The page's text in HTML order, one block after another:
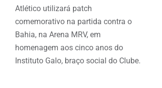
Atlético utilizará patch
comemorativo na partida contra o
Bahia, na Arena MRV, em
homenagem aos cinco anos do
Instituto Galo, braço social do Clube.